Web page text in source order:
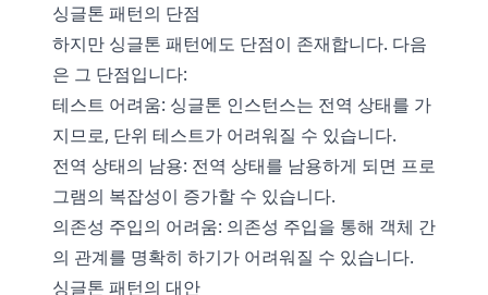
싱글톤 패턴의 단점
하지만 싱글톤 패턴에도 단점이 존재합니다. 다음
은 그 단점입니다:
테스트 어려움: 싱글톤 인스턴스는 전역 상태를 가
지므로, 단위 테스트가 어려워질 수 있습니다.
전역 상태의 남용: 전역 상태를 남용하게 되면 프로
그램의 복잡성이 증가할 수 있습니다.
의존성 주입의 어려움: 의존성 주입을 통해 객체 간
의 관계를 명확히 하기가 어려워질 수 있습니다.
싱글톤 패턴의 대안